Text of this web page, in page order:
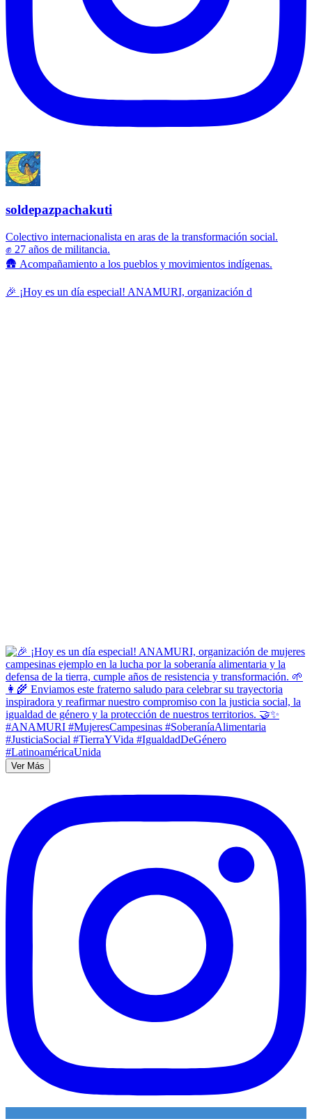
soldepazpachakuti
Colectivo internacionalista en aras de la transformación social.
✊ 27 años de militancia.
🛖 Acompañamiento a los pueblos y movimientos indígenas.
🎉 ¡Hoy es un día especial! ANAMURI, organización d
Ver Más